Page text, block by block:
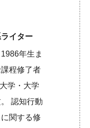
イター
年生ま
程修了者
学・大学
認知行動
関する修